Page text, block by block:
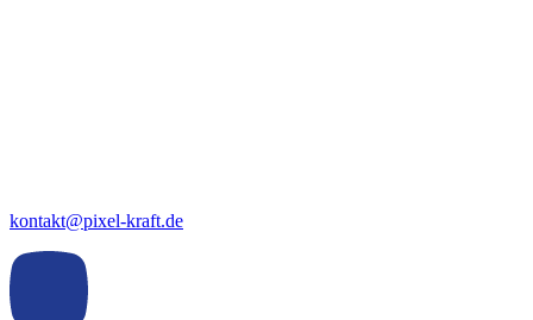
kontakt@pixel-kraft.de